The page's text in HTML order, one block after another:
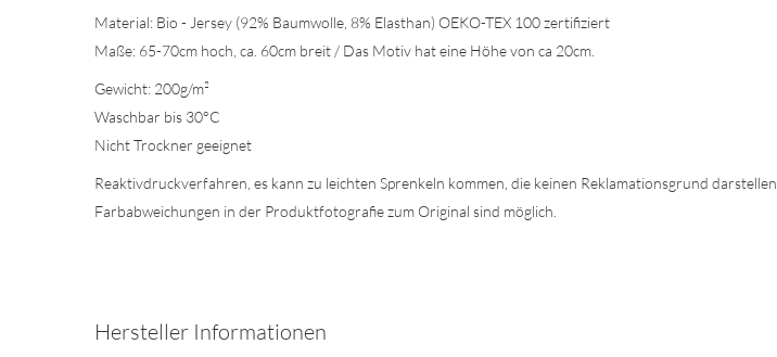
Material: Bio - Jersey (92% Baumwolle, 8% Elasthan) OEKO-TEX 100 zertifiziert
Maße: 65-70cm hoch, ca. 60cm breit / Das Motiv hat eine Höhe von ca 20cm.
Gewicht: 200g/m²
Waschbar bis 30°C
Nicht Trockner geeignet
Reaktivdruckverfahren, es kann zu leichten Sprenkeln kommen, die keinen Reklamationsgrund darstellen.
Farbabweichungen in der Produktfotografie zum Original sind möglich.
Hersteller Informationen